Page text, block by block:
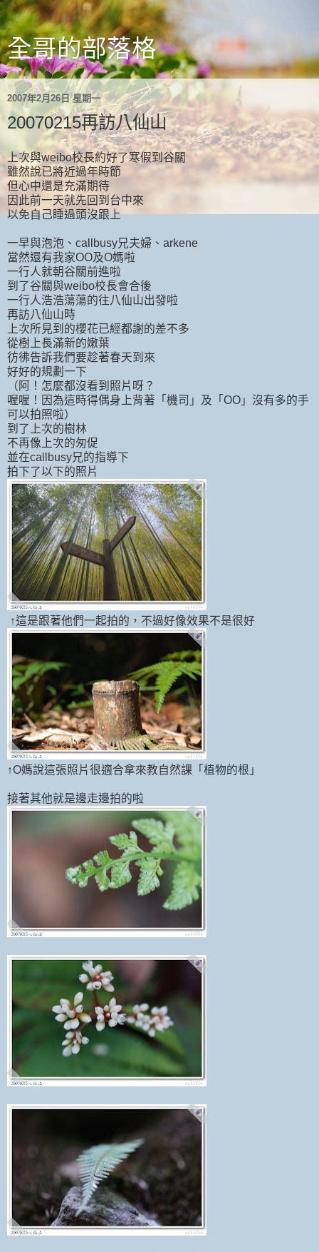
全哥的部落格
2007年2月26日 星期一
20070215再訪八仙山
上次與weibo校長約好了寒假到谷關
雖然說已將近過年時節
但心中還是充滿期待
因此前一天就先回到台中來
以免自己睡過頭沒跟上
一早與泡泡、callbusy兄夫婦、arkene
當然還有我家OO及O媽啦
一行人就朝谷關前進啦
到了谷關與weibo校長會合後
一行人浩浩蕩蕩的往八仙山出發啦
再訪八仙山時
上次所見到的櫻花已經都謝的差不多
從樹上長滿新的嫩葉
彷彿告訴我們要趁著春天到來
好好的規劃一下
（阿！怎麼都沒看到照片呀？
喔喔！因為這時得偶身上背著「機司」及「OO」沒有多的手
可以拍照啦）
到了上次的樹林
不再像上次的匆促
並在callbusy兄的指導下
拍下了以下的照片
↑這是跟著他們一起拍的，不過好像效果不是很好
↑O媽說這張照片很適合拿來教自然課「植物的根」
接著其他就是邊走邊拍的啦